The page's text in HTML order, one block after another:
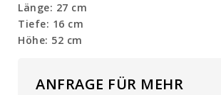
Länge: 27 cm
Tiefe: 16 cm
Höhe: 52 cm
ANFRAGE FÜR MEHR